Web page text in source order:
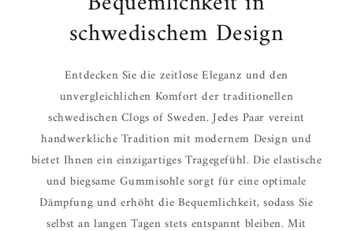
schwedischem Design
Entdecken Sie die zeitlose Eleganz und den
unvergleichlichen Komfort der traditionellen
schwedischen Clogs of Sweden. Jedes Paar vereint
handwerkliche Tradition mit modernem Design und
bietet Ihnen ein einzigartiges Tragegefühl. Die elastische
und biegsame Gummisohle sorgt für eine optimale
Dämpfung und erhöht die Bequemlichkeit, sodass Sie
selbst an langen Tagen stets entspannt bleiben. Mit